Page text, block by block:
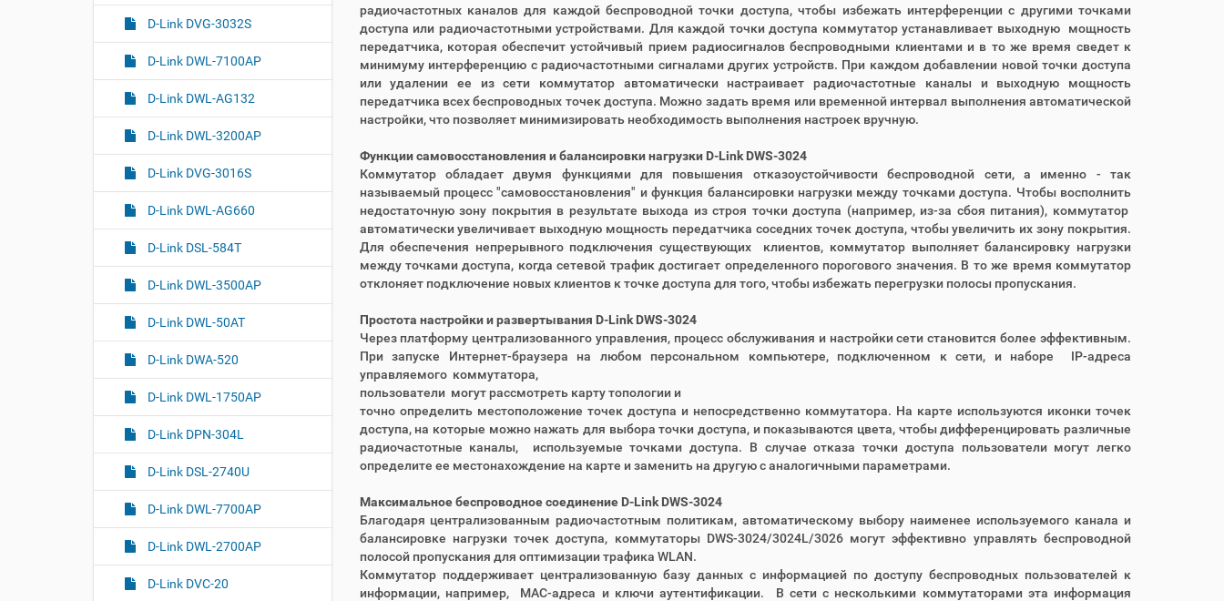
радиочастотных каналов для каждой беспроводной точки доступа, чтобы избежать интерференции с другими точками
доступа или радиочастотными устройствами. Для каждой точки доступа коммутатор устанавливает выходную мощность
передатчика, которая обеспечит устойчивый прием радиосигналов беспроводными клиентами и в то же время сведет к
минимуму интерференцию с радиочастотными сигналами других устройств. При каждом добавлении новой точки доступа
или удалении ее из сети коммутатор автоматически настраивает радиочастотные каналы и выходную мощность
передатчика всех беспроводных точек доступа. Можно задать время или временной интервал выполнения автоматической
настройки, что позволяет минимизировать необходимость выполнения настроек вручную.
Функции самовосстановления и балансировки нагрузки D-Link DWS-3024
Коммутатор обладает двумя функциями для повышения отказоустойчивости беспроводной сети, а именно - так
называемый процесс "самовосстановления" и функция балансировки нагрузки между точками доступа. Чтобы восполнить
недостаточную зону покрытия в результате выхода из строя точки доступа (например, из-за сбоя питания), коммутатор
автоматически увеличивает выходную мощность передатчика соседних точек доступа, чтобы увеличить их зону покрытия.
Для обеспечения непрерывного подключения существующих клиентов, коммутатор выполняет балансировку нагрузки
между точками доступа, когда сетевой трафик достигает определенного порогового значения. В то же время коммутатор
отклоняет подключение новых клиентов к точке доступа для того, чтобы избежать перегрузки полосы пропускания.
Простота настройки и развертывания D-Link DWS-3024
Через платформу централизованного управления, процесс обслуживания и настройки сети становится более эффективным.
При запуске Интернет-браузера на любом персональном компьютере, подключенном к сети, и наборе IP-адреса
управляемого коммутатора,
пользователи могут рассмотреть карту топологии и
точно определить местоположение точек доступа и непосредственно коммутатора. На карте используются иконки точек
доступа, на которые можно нажать для выбора точки доступа, и показываются цвета, чтобы дифференцировать различные
радиочастотные каналы, используемые точками доступа. В случае отказа точки доступа пользователи могут легко
определите ее местонахождение на карте и заменить на другую с аналогичными параметрами.
Максимальное беспроводное соединение D-Link DWS-3024
Благодаря централизованным радиочастотным политикам, автоматическому выбору наименее используемого канала и
балансировке нагрузки точек доступа, коммутаторы DWS-3024/3024L/3026 могут эффективно управлять беспроводной
полосой пропускания для оптимизации трафика WLAN.
Коммутатор поддерживает централизованную базу данных с информацией по доступу беспроводных пользователей к
информации, например, MAC-адреса и ключи аутентификации. В сети с несколькими коммутаторами эта информация
D-Link DVG-3032S
D-Link DWL-7100AP
D-Link DWL-AG132
D-Link DWL-3200AP
D-Link DVG-3016S
D-Link DWL-AG660
D-Link DSL-584T
D-Link DWL-3500AP
D-Link DWL-50AT
D-Link DWA-520
D-Link DWL-1750AP
D-Link DPN-304L
D-Link DSL-2740U
D-Link DWL-7700AP
D-Link DWL-2700AP
D-Link DVC-20